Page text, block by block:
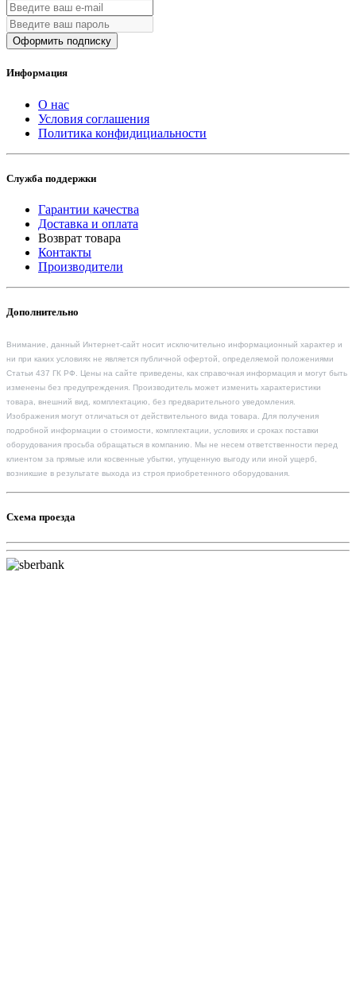
Оформить подписку
Информация
О нас
Условия соглашения
Политика конфидициальности
Служба поддержки
Гарантии качества
Доставка и оплата
Возврат товара
Контакты
Производители
Дополнительно
Внимание, данный Интернет-сайт носит исключительно информационный характер и
ни при каких условиях не является публичной офертой, определяемой положениями
Статьи 437 ГК РФ. Цены на сайте приведены, как справочная информация и могут быть
изменены без предупреждения. Производитель может изменить характеристики
товара, внешний вид, комплектацию, без предварительного уведомления.
Изображения могут отличаться от действительного вида товара. Для получения
подробной информации о стоимости, комплектации, условиях и сроках поставки
оборудования просьба обращаться в компанию. Мы не несем ответственности перед
клиентом за прямые или косвенные убытки, упущенную выгоду или иной ущерб,
возникшие в результате выхода из строя приобретенного оборудования.
Схема проезда